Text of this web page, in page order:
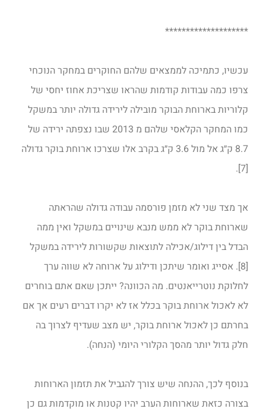
********************
עכשיו, כתמיכה לממצאים שלהם החוקרים במחקר הנוכחי
צרפו כמה עבודות קודמות שהראו שצריכת אחוז יחסי של
קלוריות בארוחת הבוקר מובילה לירידה גדולה יותר במשקל
כמו המחקר הקלאסי שלהם מ 2013 שבו נצפתה ירידה של
8.7 ק״ג אל מול 3.6 ק״ג בקרב אלו שצרכו ארוחת בוקר גדולה
[7].
אך מצד שני לא מזמן פורסמה עבודה גדולה שהראתה
שארוחת בוקר לא ממש מנבא שינויים במשקל ואין ממה
הבדל בין דילוג/אכילה לתוצאות שקשורות לירידה במשקל
[8]. אסייג ואומר שיתכן ודילוג על ארוחה לא שווה ערך
לחלוקת נוטרייאנטים. מה הכוונה? ייתכן שאם אתם בוחרים
לא לאכול ארוחת בוקר בכלל אז לא יקרו דברים רעים אך אם
בחרתם כן לאכול ארוחת בוקר, יש מצב שעדיף לצרוך בה
חלק גדול יותר מהסך הקלורי היומי (הנחה).
בנוסף לכך, ההנחה שיש צורך להגביל את תזמון הארוחות
בצורה כזאת שארוחות הערב יהיו קטנות או מוקדמות גם כן